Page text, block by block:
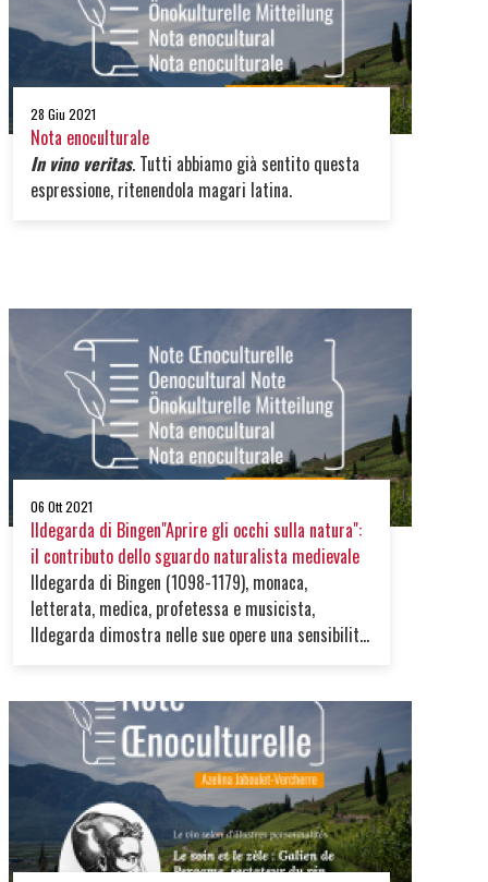
28 Giu 2021
Nota enoculturale
In vino veritas. Tutti abbiamo già sentito questa
espressione, ritenendola magari latina.
06 Ott 2021
Ildegarda di Bingen"Aprire gli occhi sulla natura":
il contributo dello sguardo naturalista medievale
Ildegarda di Bingen (1098-1179), monaca,
letterata, medica, profetessa e musicista,
Ildegarda dimostra nelle sue opere una sensibilità